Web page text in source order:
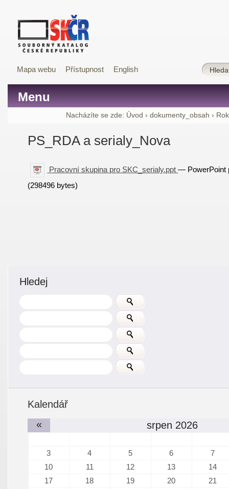
Mapa webu Přístupnost English
Menu
Nacházíte se zde: Úvod › dokumenty_obsah ›
PS_RDA a serialy_Nova
Pracovní skupina pro SKC_serialy.ppt— PowerPoint
(298496 bytes)
Hledej
Kalendář
«
srpen 2026
3 4 5 6
7
10
11 12 13
14
17
18 19 20
21